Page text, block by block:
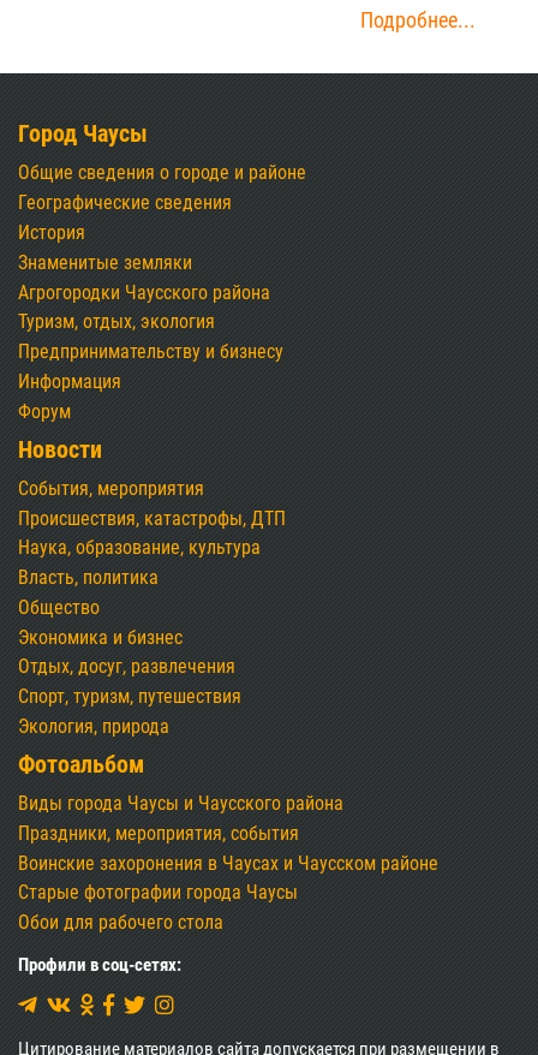
Подробнее...
Город Чаусы
Общие сведения о городе и районе
Географические сведения
История
Знаменитые земляки
Агрогородки Чаусского района
Туризм, отдых, экология
Предпринимательству и бизнесу
Информация
Форум
Новости
События, мероприятия
Происшествия, катастрофы, ДТП
Наука, образование, культура
Власть, политика
Общество
Экономика и бизнес
Отдых, досуг, развлечения
Спорт, туризм, путешествия
Экология, природа
Фотоальбом
Виды города Чаусы и Чаусского района
Праздники, мероприятия, события
Воинские захоронения в Чаусах и Чаусском районе
Старые фотографии города Чаусы
Обои для рабочего стола
Профили в соц-сетях:
Цитирование материалов сайта допускается при размещении в